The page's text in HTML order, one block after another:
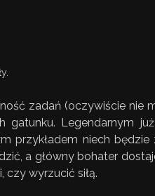
zadań (oczywiście nie
Legendarnym
przykładem niech będzie
a główny bohater
wyrzucić siłą.